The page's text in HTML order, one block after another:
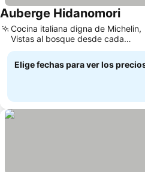
Auberge Hidanomori
Cocina italiana digna de Michelin,
Vistas al bosque desde cada
habitación
Elige fechas para ver los